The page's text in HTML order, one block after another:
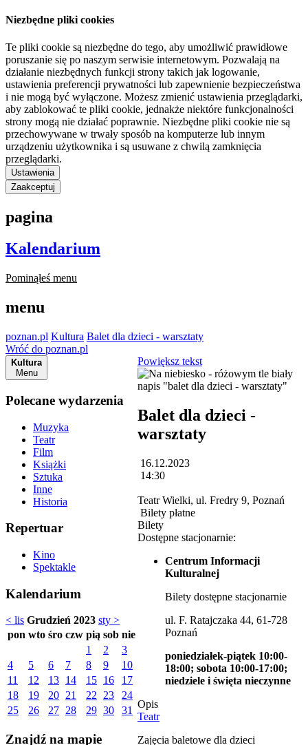
Niezbędne pliki cookies
Te pliki cookie są niezbędne do tego, aby umożliwić prawidłowe
poruszanie się po naszym serwisie internetowym. Pozwalają na
działanie niezbędnych funkcji strony takich jak logowanie,
ustawienia preferencji prywatności lub zapewnienie bezpieczeństwa
i nie mogą być wyłączone. Możesz zmienić ustawienia przeglądarki,
aby zablokować te pliki cookie, jednakże niektóre funkcjonalności
strony mogą nie działać poprawnie. Niezbędne pliki cookie nie są
przechowywane w trwały sposób na komputerze lub innym
urządzeniu użytkownika i są usuwane z chwilą zamknięcia
przeglądarki.
Ustawienia
Zaakceptuj
pagina
Kalendarium
Pominąłeś menu
menu
poznan.pl Kultura Balet dla dzieci - warsztaty
Wróć do poznan.pl
Kultura
Menu
Polecane wydarzenia
Muzyka
Teatr
Film
Książki
Sztuka
Inne
Historia
Repertuar
Kino
Spektakle
Kalendarium
< lis Grudzień 2023 sty >
pon wto śro czw pią sob nie
1
2
3
4
5 6 7 8 9
10
11
12 13 14 15 16
17
18
19 20 21 22 23
24
25
26 27 28 29 30 31
Znajdź na mapie
Powiększ tekst
Balet dla dzieci -
warsztaty
16.12.2023
14:30
Teatr Wielki, ul. Fredry 9, Poznań
Bilety płatne
Bilety
Dostępne stacjonarnie:
Centrum Informacji
Kulturalnej
Bilety dostępne stacjonarnie
ul. F. Ratajczaka 44, 61-728
Poznań
poniedziałek-piątek 10:00-
18:00; sobota 10:00-17:00;
niedziele i święta nieczynne
Opis
Teatr
Zajęcia baletowe dla dzieci